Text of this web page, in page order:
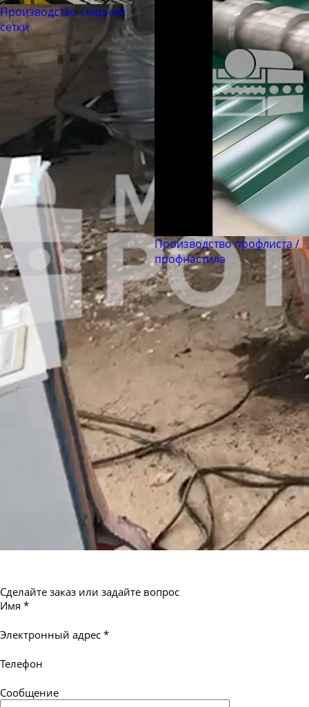
Труба бесшовная 203
Труба бесшовная 219
Труба бесшовная 245
Труба бесшовная 273
Труба бесшовная 299
Труба бесшовная 325
Труба бесшовная 330
Труба бесшовная 351
Труба бесшовная 377
Труба бесшовная 402
Труба бесшовная 426
Труба бесшовная 450
Труба бесшовная 480
Труба бесшовная 530
Труба бесшовная 550
Производство сварной
сетки
Производство профлиста /
профнастила
Сделайте заказ или задайте вопрос
Имя *
Электронный адрес *
Телефон
Сообщение